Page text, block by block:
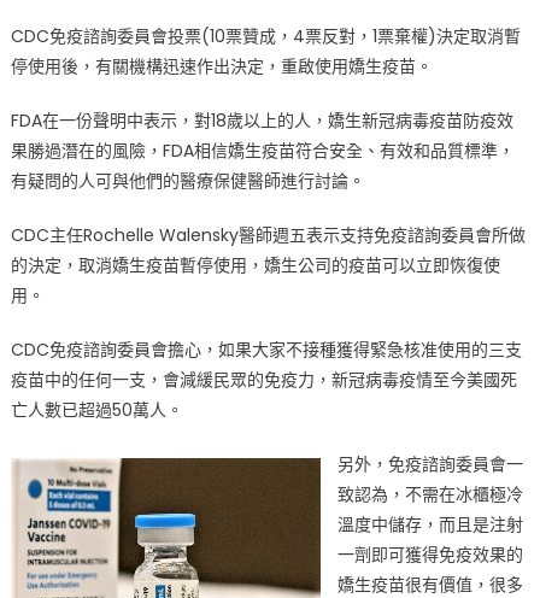
使
用〉
CDC免疫諮詢委員會投票(10票贊成，4票反對，1票棄權)決定取消暫
停使用後，有關機構迅速作出決定，重啟使用嬌生疫苗。
FDA在一份聲明中表示，對18歲以上的人，嬌生新冠病毒疫苗防疫效
果勝過潛在的風險，FDA相信嬌生疫苗符合安全、有效和品質標準，
有疑問的人可與他們的醫療保健醫師進行討論。
CDC主任Rochelle Walensky醫師週五表示支持免疫諮詢委員會所做
的決定，取消嬌生疫苗暫停使用，嬌生公司的疫苗可以立即恢復使
用。
CDC免疫諮詢委員會擔心，如果大家不接種獲得緊急核准使用的三支
疫苗中的任何一支，會減緩民眾的免疫力，新冠病毒疫情至今美國死
亡人數已超過50萬人。
另外，免疫諮詢委員會一
致認為，不需在冰櫃極冷
溫度中儲存，而且是注射
一劑即可獲得免疫效果的
嬌生疫苗很有價值，很多